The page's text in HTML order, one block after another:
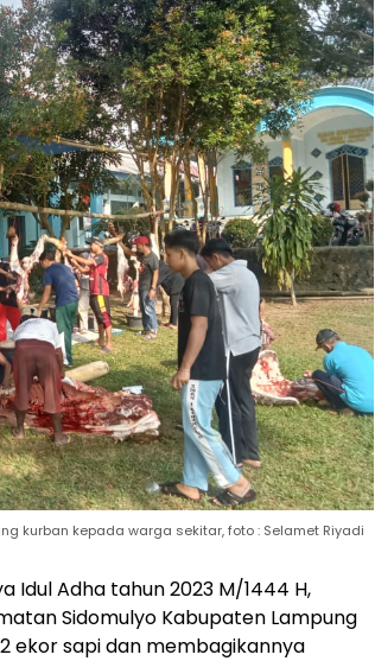
kurban kepada warga sekitar, foto : Selamet Riyadi
Idul Adha tahun 2023 M/1444 H,
Sidomulyo Kabupaten Lampung
ekor sapi dan membagikannya